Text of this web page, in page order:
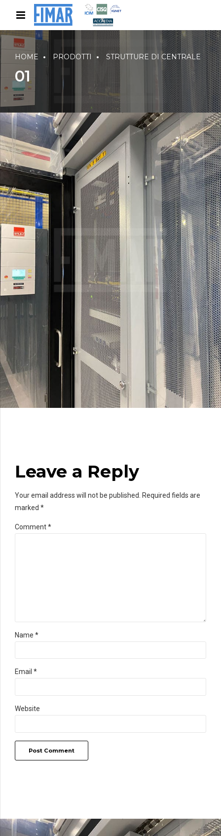
HOME PRODOTTI STRUTTURE DI CENTRALE
01
Leave a Reply
Your email address will not be published. Required fields are
marked *
Comment*
Name *
Email *
Website
Post Comment